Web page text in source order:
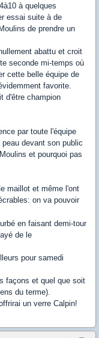
à quelques
essai suite à de
de prendre un
abattu et croit
seconde mi-temps où
cette belle équipe de
favorite.
d'être champion
par toute l'équipe
devant son public
et pourquoi pas
maillot et même l'ont
on va pouvoir
en faisant demi-tour
de le
pour samedi
façons et quel que soit
du terme).
un verre Calpin!